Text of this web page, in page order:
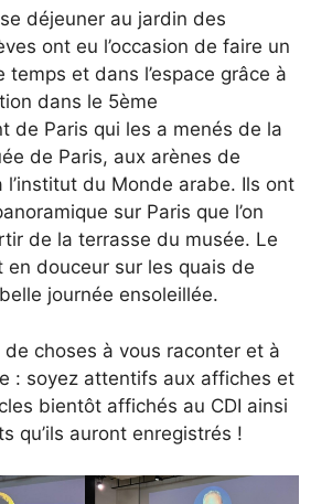
déjeuner au jardin des
ont eu l’occasion de faire un
temps et dans l’espace grâce à
dans le 5ème
de Paris qui les a menés de la
de Paris, aux arènes de
l’institut du Monde arabe. Ils ont
sur Paris que l’on
de la terrasse du musée. Le
en douceur sur les quais de
journée ensoleillée.
de choses à vous raconter et à
: soyez attentifs aux affiches et
bientôt affichés au CDI ainsi
qu’ils auront enregistrés !